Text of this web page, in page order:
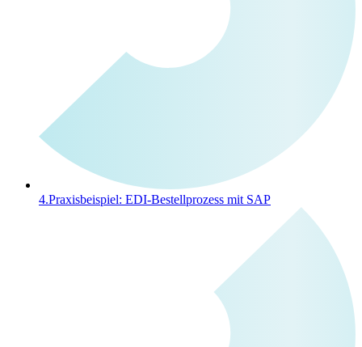
4.Praxisbeispiel: EDI-Bestellprozess mit SAP